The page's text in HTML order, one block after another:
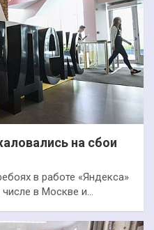
на сбои
в работе «Яндекса»
числе в Москве и…